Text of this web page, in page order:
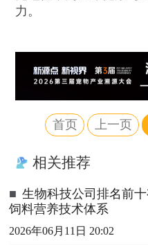
力。
首页 上一页
相关推荐
■ 生物科技公司排名前
饲料营养技术体系
2026年06月11日 20:02